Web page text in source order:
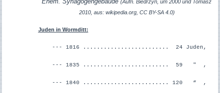
(Aufn. Biedrzyn, um 2000 und Tomasz
2010, aus: wikipedia.org, CC BY-SA 4.0)
Juden in Wormditt:
--- 1816 ......................... 24 Juden,
--- 1835 ......................... 59 " ,
--- 1840 ......................... 120 “ ,